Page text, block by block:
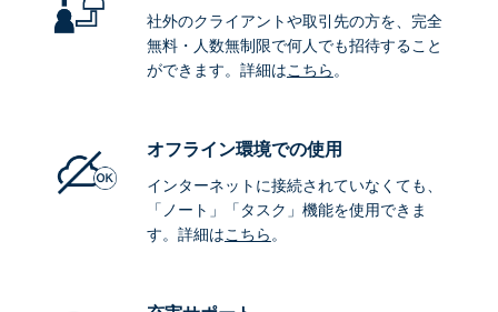
社外のクライアントや取引先の方を、完全
無料・人数無制限で何人でも招待すること
ができます。詳細はこちら。
オフライン環境での使用
インターネットに接続されていなくても、
「ノート」「タスク」機能を使用できま
す。詳細はこちら。